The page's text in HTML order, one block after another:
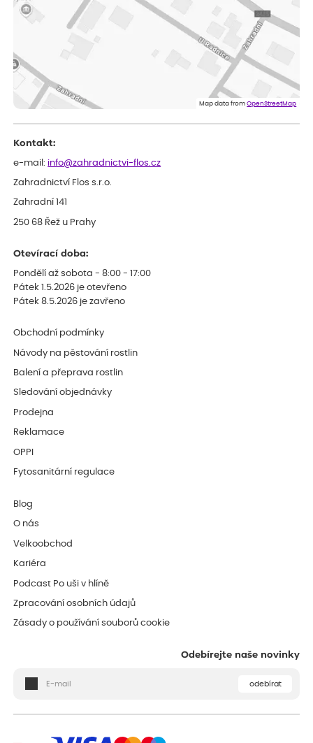
sazenicemi
Miroslava
Rostliny byly v pořádku, dobře zabalené, celková spokojenost.
Doporučuji :). Spokojenost, stromky v pěkném stavu. Jediné, co
my chybělo, bylo komunikování nedostupného zboží před
Map data fromOpenStreetMap
Kontakt:
e-mail: info@zahradnictvi-flos.cz
Zahradnictví Flos s.r.o.
Zahradní 141
250 68 Řež u Prahy
Otevírací doba:
Pondělí až sobota - 8:00 - 17:00
Pátek 1.5.2026 je otevřeno
Pátek 8.5.2026 je zavřeno
Obchodní podmínky
Návody na pěstování rostlin
Balení a přeprava rostlin
Sledování objednávky
Prodejna
Reklamace
OPPI
Fytosanitární regulace
Blog
O nás
Velkoobchod
Kariéra
Podcast Po uši v hlíně
Zpracování osobních údajů
Zásady o používání souborů cookie
Odebírejte naše novinky
odebírat